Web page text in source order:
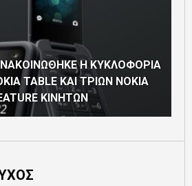
Η ΚΥΚΛΟΦΟΡΙΑ
TABLE ΚΑΙ ΤΡΙΩΝ NOKIA
ΚΙΝΗΤΩΝ